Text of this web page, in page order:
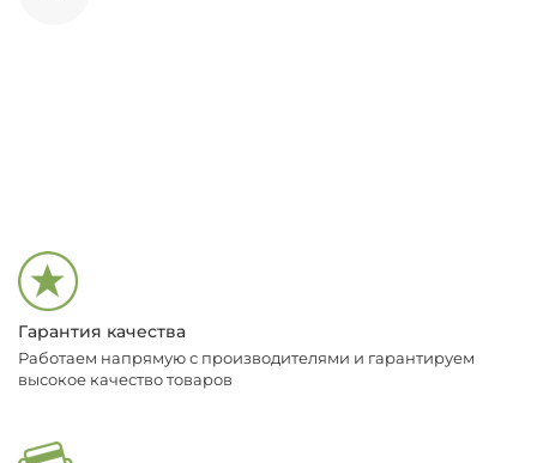
Гарантия качества
Работаем напрямую с производителями и гарантируем
высокое качество товаров